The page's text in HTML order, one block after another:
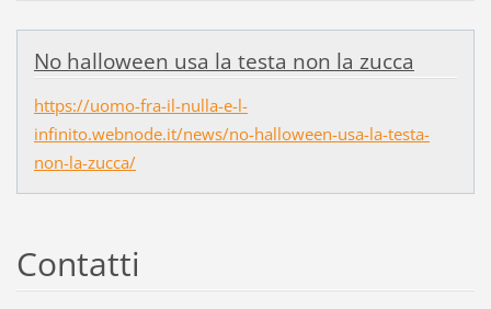
No halloween usa la testa non la zucca
https://uomo-fra-il-nulla-e-l-
infinito.webnode.it/news/no-halloween-usa-la-testa-
non-la-zucca/
Contatti